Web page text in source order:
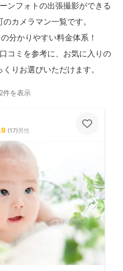
ンフォトの出張撮影ができる
カメラマン一覧です。
分かりやすい料金体系！
コミを参考に、お気に入りの
りお選びいただけます。
件を表示
(17)男性